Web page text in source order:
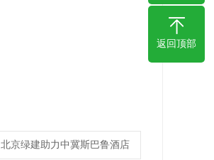
北京绿建助力中冀斯巴鲁酒店
返回顶部